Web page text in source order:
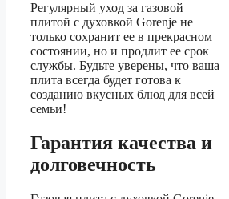
Регулярный уход за газовой
плитой с духовкой Gorenje не
только сохранит ее в прекрасном
состоянии, но и продлит ее срок
службы. Будьте уверены, что ваша
плита всегда будет готова к
созданию вкусных блюд для всей
семьи!
Гарантия качества и
долговечность